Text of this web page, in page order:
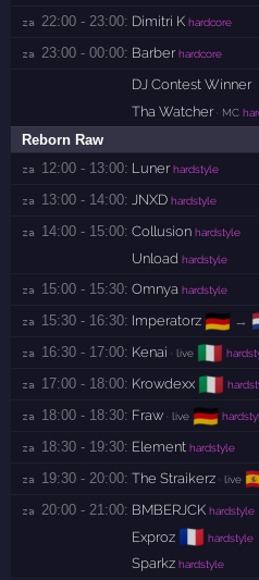
za 22:00 - 23:00: Dimitri K hardcore
za 23:00 - 00:00: Barber hardcore
DJ Contest Winner
Tha Watcher· MC
Reborn Raw
za 12:00 - 13:00: Luner hardstyle
za 13:00 - 14:00: JNXD hardstyle
za 14:00 - 15:00: Collusion hardstyle
Unload hardstyle
za 15:00 - 15:30: Omnya hardstyle
za 15:30 - 16:30: Imperatorz 🇩🇪 →
za 16:30 - 17:00: Kenai · live 🇮🇹
za 17:00 - 18:00: Krowdexx 🇮🇹
za 18:00 - 18:30: Fraw · live 🇩🇪
za 18:30 - 19:30: Element hardstyle
za 19:30 - 20:00: The Straikerz · live
za 20:00 - 21:00: BMBERJCK hardstyle
Exproz 🇫🇷 hardstyle
Sparkz hardstyle